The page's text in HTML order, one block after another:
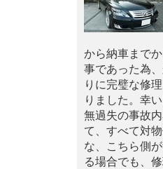
から納車まで
事であった為
りに完璧な修
りました。幸
無過失の事故
て、すべて対
な、こちら側
る場合でも、